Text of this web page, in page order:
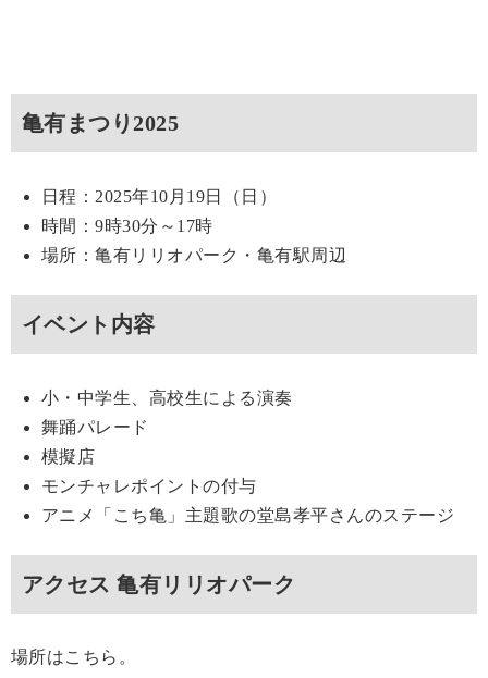
亀有まつり2025
日程：2025年10月19日（日）
時間：9時30分～17時
場所：亀有リリオパーク・亀有駅周辺
イベント内容
小・中学生、高校生による演奏
舞踊パレード
模擬店
モンチャレポイントの付与
アニメ「こち亀」主題歌の堂島孝平さんのステージ
アクセス 亀有リリオパーク
場所はこちら。